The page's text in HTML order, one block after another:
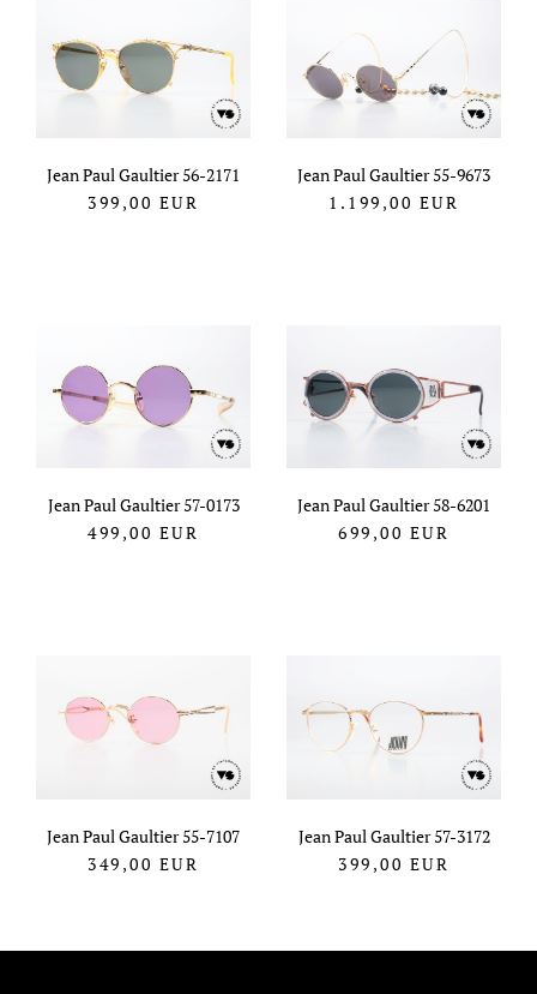
Jean Paul Gaultier 56-2171
399,00 EUR
Jean Paul Gaultier 55-9673
1.199,00 EUR
Jean Paul Gaultier 57-0173
499,00 EUR
Jean Paul Gaultier 58-6201
699,00 EUR
Jean Paul Gaultier 55-7107
349,00 EUR
Jean Paul Gaultier 57-3172
399,00 EUR